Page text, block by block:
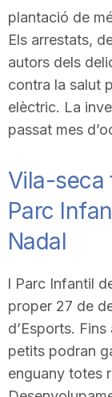
plantació de
Els arrestats,
autors dels
contra la salut
elèctric. La
passat mes
Vila-seca
Parc
Nadal
l Parc Infantil
proper 27 de
d’Esports.
petits podran
enguany totes